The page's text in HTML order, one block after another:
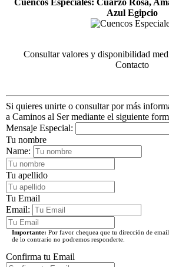
Cuencos Especiales: Cuarzo Rosa,
Azul Egipcio
Consultar valores y disponibilidad
Contacto
Si quieres unirte o consultar por más
a Caminos al Ser mediante el siguiente
Mensaje Especial:
Tu nombre
Name:
Tu apellido
Tu Email
Email:
Importante: Por favor chequea que tu dirección de email
de lo contrario no podremos responderte.
Confirma tu Email